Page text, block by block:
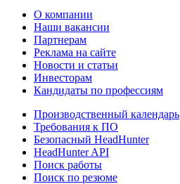
О компании
Наши вакансии
Партнерам
Реклама на сайте
Новости и статьи
Инвесторам
Кандидаты по профессиям
Производственный календарь
Требования к ПО
Безопасный HeadHunter
HeadHunter API
Поиск работы
Поиск по резюме